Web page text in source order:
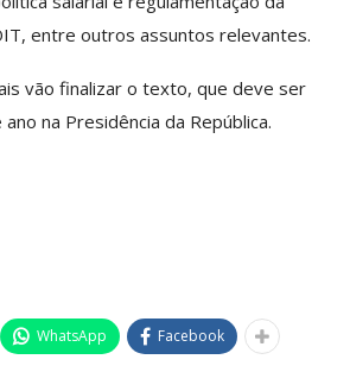
entre outros assuntos relevantes.
vão finalizar o texto, que deve ser
na Presidência da República.
WhatsApp Facebook